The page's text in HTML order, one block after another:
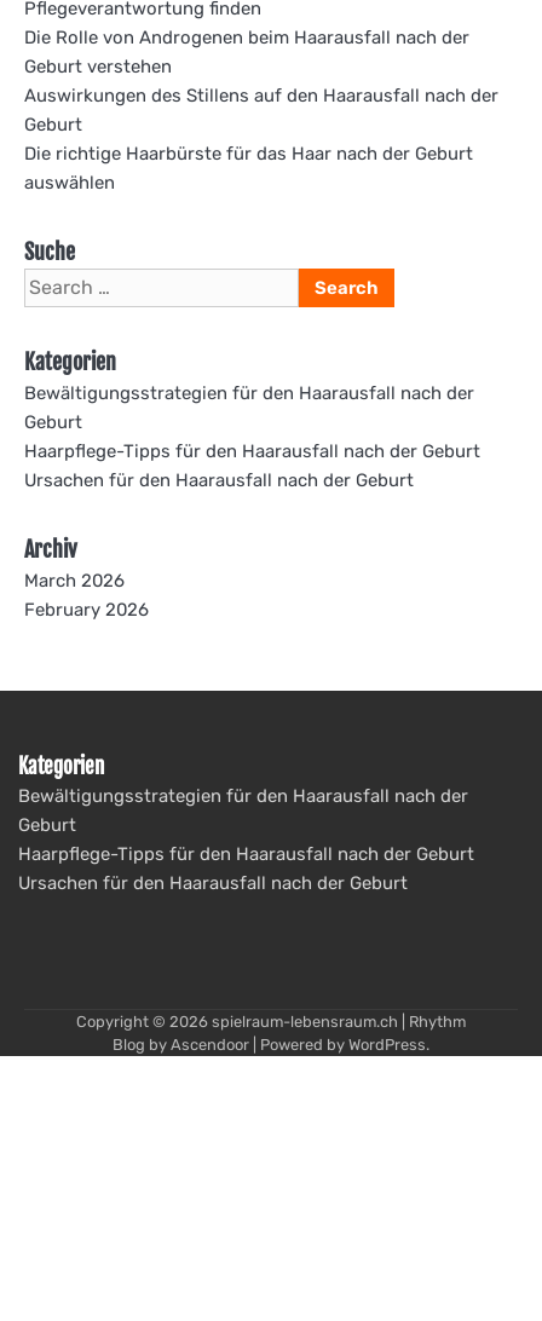
Pflegeverantwortung finden
Die Rolle von Androgenen beim Haarausfall nach der
Geburt verstehen
Auswirkungen des Stillens auf den Haarausfall nach der
Geburt
Die richtige Haarbürste für das Haar nach der Geburt
auswählen
Suche
Search
for:
Kategorien
Bewältigungsstrategien für den Haarausfall nach der
Geburt
Haarpflege-Tipps für den Haarausfall nach der Geburt
Ursachen für den Haarausfall nach der Geburt
Archiv
March 2026
February 2026
Kategorien
Bewältigungsstrategien für den Haarausfall nach der
Geburt
Haarpflege-Tipps für den Haarausfall nach der Geburt
Ursachen für den Haarausfall nach der Geburt
Copyright © 2026 spielraum-lebensraum.ch | Rhythm
Blog by Ascendoor | Powered by WordPress.